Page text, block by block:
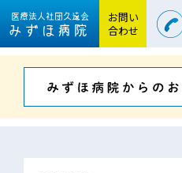
医療法人社団久遠会
みずほ病院
お問い
合わせ